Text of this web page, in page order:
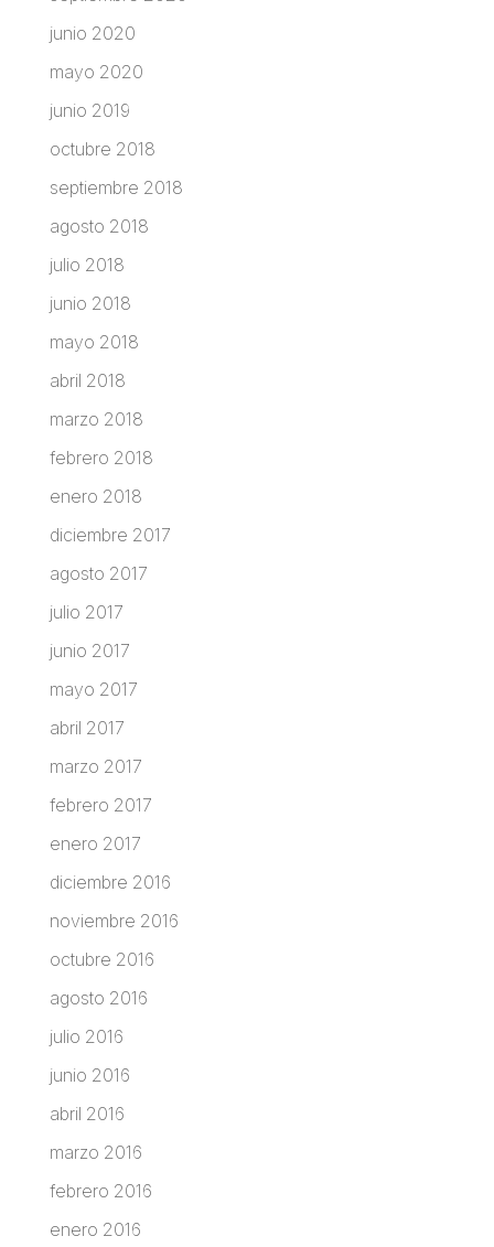
junio 2020
mayo 2020
junio 2019
octubre 2018
septiembre 2018
agosto 2018
julio 2018
junio 2018
mayo 2018
abril 2018
marzo 2018
febrero 2018
enero 2018
diciembre 2017
agosto 2017
julio 2017
junio 2017
mayo 2017
abril 2017
marzo 2017
febrero 2017
enero 2017
diciembre 2016
noviembre 2016
octubre 2016
agosto 2016
julio 2016
junio 2016
abril 2016
marzo 2016
febrero 2016
enero 2016